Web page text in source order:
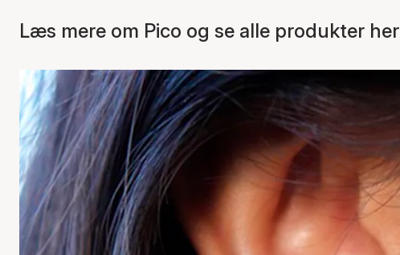
Læs mere om Pico og se alle produkter her